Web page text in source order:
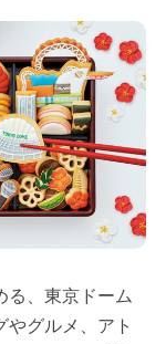
る、東京ドーム
やグルメ、アト